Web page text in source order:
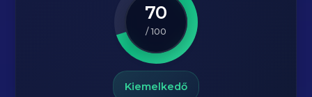
70
/ 100
Kiemelkedő